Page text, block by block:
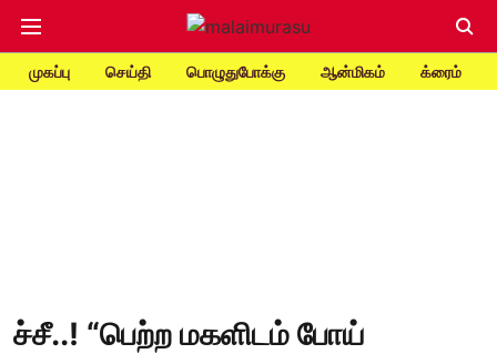
முகப்பு செய்தி பொழுதுபோக்கு ஆன்மிகம் க்ரைம்
ச்சீ..! “பெற்ற மகளிடம் போய்